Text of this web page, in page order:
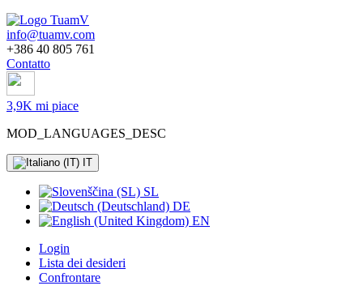
info@tuamv.com
+386 40 805 761
Contatto
3,9K mi piace
MOD_LANGUAGES_DESC
IT
SL
DE
EN
Login
Lista dei desideri
Confrontare